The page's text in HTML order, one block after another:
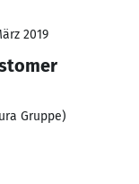
2019
Gruppe)